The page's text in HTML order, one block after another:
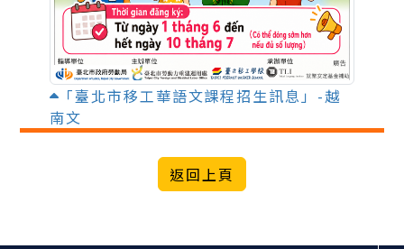
「臺北市移工華語文課程招生訊息」-越
南文